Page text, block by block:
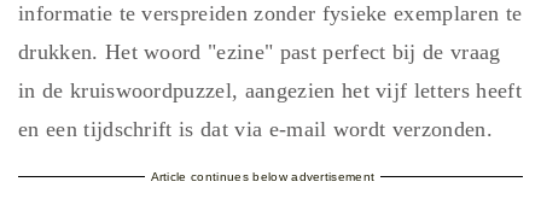
informatie te verspreiden zonder fysieke exemplaren te
drukken. Het woord "ezine" past perfect bij de vraag
in de kruiswoordpuzzel, aangezien het vijf letters heeft
en een tijdschrift is dat via e-mail wordt verzonden.
Article continues below advertisement